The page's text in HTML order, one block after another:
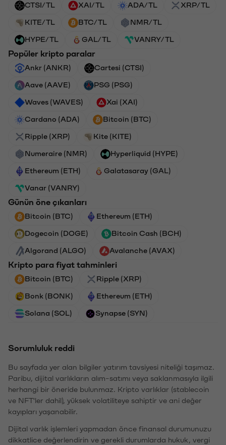
CTSI/TL XAI/TL ADA/TL XRP/TL
KITE/TL BTC/TL NMR/TL
HYPE/TL GAL/TL VANRY/TL
Popüler kripto paralar
Ankr (ANKR) Cartesi (CTSI)
Aave (AAVE) PSG (PSG)
Waves (WAVES) Xai (XAI)
Cardano (ADA) Bitcoin (BTC)
Ripple (XRP) Kite (KITE)
Numeraire (NMR) Hyperliquid (HYPE)
Ethereum (ETH) Galatasaray (GAL)
Vanar (VANRY)
Günün öne çıkanları
Bitcoin (BTC) Ethereum (ETH)
Dogecoin (DOGE) Bitcoin Cash (BCH)
Algorand (ALGO) Avalanche (AVAX)
Kripto para fiyat tahminleri
Bitcoin (BTC) Ripple (XRP)
Bonk (BONK) Ethereum (ETH)
Solana (SOL) Synapse (SYN)
Sorumluluk reddi
Bu sayfada yer alan bilgiler yatırım tavsiyesi niteliği taşımaz.
Paribu, dijital varlıkların alım-satımı veya saklanmasıyla ilgili
herhangi bir öneride bulunmaz. Kripto varlıklar (stablecoin
ve NFT'ler dahil), yüksek volatiliteye sahiptir ve ani değer
kayıpları yaşanabilir.
Dijital varlık işlemleri yapmadan önce finansal durumunuzu
dikkatlice değerlendirin ve gerekli durumlarda hukuk, vergi